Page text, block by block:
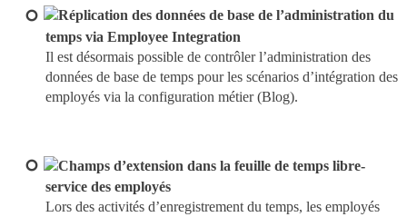
Réplication des données de base de l’administration du
temps via Employee Integration
Il est désormais possible de contrôler l’administration des
données de base de temps pour les scénarios d’intégration des
employés via la configuration métier (Blog).
Champs d’extension dans la feuille de temps libre-
service des employés
Lors des activités d’enregistrement du temps, les employés